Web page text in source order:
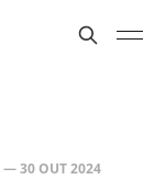
—30 OUT 2024